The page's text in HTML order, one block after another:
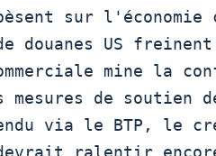
pèsent sur l'économie